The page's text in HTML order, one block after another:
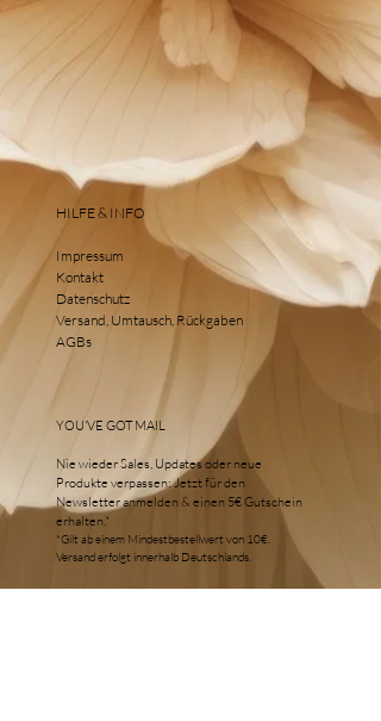
HILFE & INFO
Impressum
Kontakt
Datenschutz
Versand, Umtausch, Rückgaben
AGBs
YOU'VE GOT MAIL
Nie wieder Sales, Updates oder neue
Produkte verpassen: Jetzt für den
Newsletter anmelden & einen 5€ Gutschein
erhalten.*
*Gilt ab einem Mindestbestellwert von 10€.
Versand erfolgt innerhalb Deutschlands.